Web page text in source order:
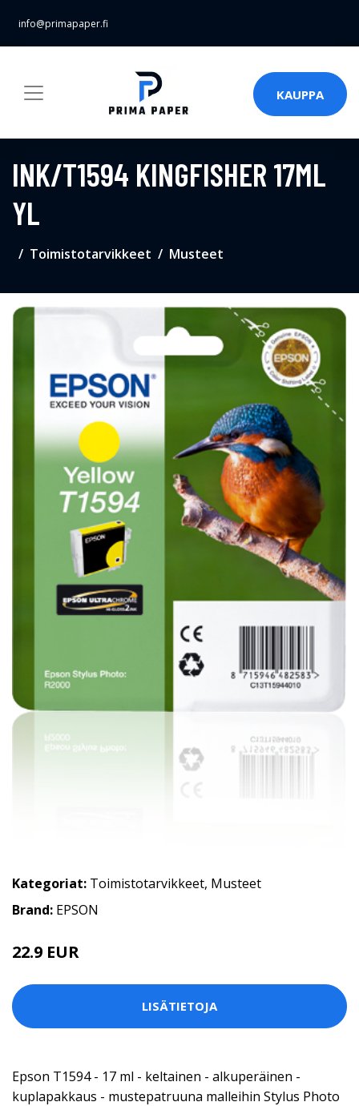
info@primapaper.fi
KAUPPA
INK/T1594 KINGFISHER 17ML
YL
Toimistotarvikkeet Musteet
Kategoriat: Toimistotarvikkeet, Musteet
Brand: EPSON
22.9 EUR
LISÄTIETOJA
Epson T1594 - 17 ml - keltainen - alkuperäinen -
kuplapakkaus - mustepatruuna malleihin Stylus Photo